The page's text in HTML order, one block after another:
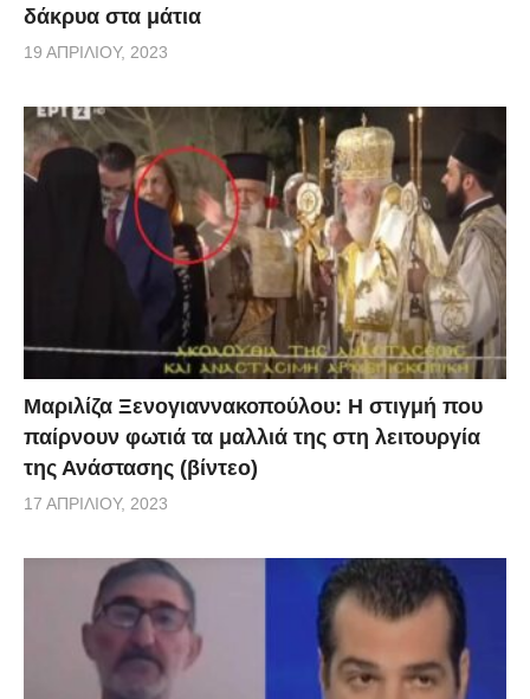
δάκρυα στα μάτια
19 ΑΠΡΙΛΊΟΥ, 2023
Μαριλίζα Ξενογιαννακοπούλου: Η στιγμή που
παίρνουν φωτιά τα μαλλιά της στη λειτουργία
της Ανάστασης (βίντεο)
17 ΑΠΡΙΛΊΟΥ, 2023